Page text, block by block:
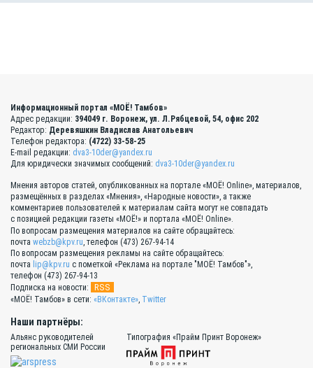
Информационный портал «МОЁ! Тамбов»
Адрес редакции: 394049 г. Воронеж, ул. Л.Рябцевой, 54, офис 202
Редактор: Деревяшкин Владислав Анатольевич
Телефон редактора: (4722) 33-58-25
E-mail редакции: dva3-10der@yandex.ru
Для юридически значимых сообщений: dva3-10der@yandex.ru
Мнения авторов статей, опубликованных на портале «МОЁ! Online», материалов,
размещённых в разделах «Мнения», «Народные новости», а также
комментариев пользователей к материалам сайта могут не совпадать
с позицией редакции газеты «МОЁ!» и портала «МОЁ! Online».
По вопросам размещения материалов на сайте обращайтесь:
почта webzb@kpv.ru, телефон (473) 267-94-14
По вопросам размещения рекламы на сайте обращайтесь:
почта lip@kpv.ru с пометкой «Реклама на портале "МОЁ! Тамбов"»,
телефон (473) 267-94-13
Подписка на новости:
RSS
«МОЁ! Тамбов» в сети: «ВКонтакте», Twitter
Наши партнёры:
Альянс руководителей
региональных СМИ России
Типография «Прайм Принт Воронеж»